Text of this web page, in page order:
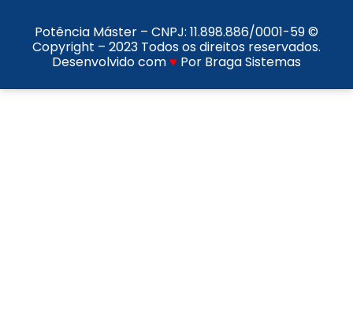
Potência Máster – CNPJ: 11.898.886/0001-59©
Copyright – 2023 Todos os direitos reservados.
Desenvolvido com♥ Por Braga Sistemas